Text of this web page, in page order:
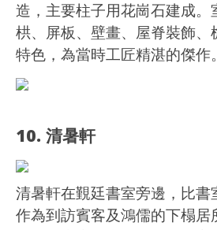
造，主要柱子用花崗石建成。
栱、屏板、壁畫、屋脊裝飾、
特色，為當時工匠精湛的傑作。
10. 清暑軒
清暑軒在覲廷書室旁邊，比書
作為到訪賓客及鴻儒的下榻居